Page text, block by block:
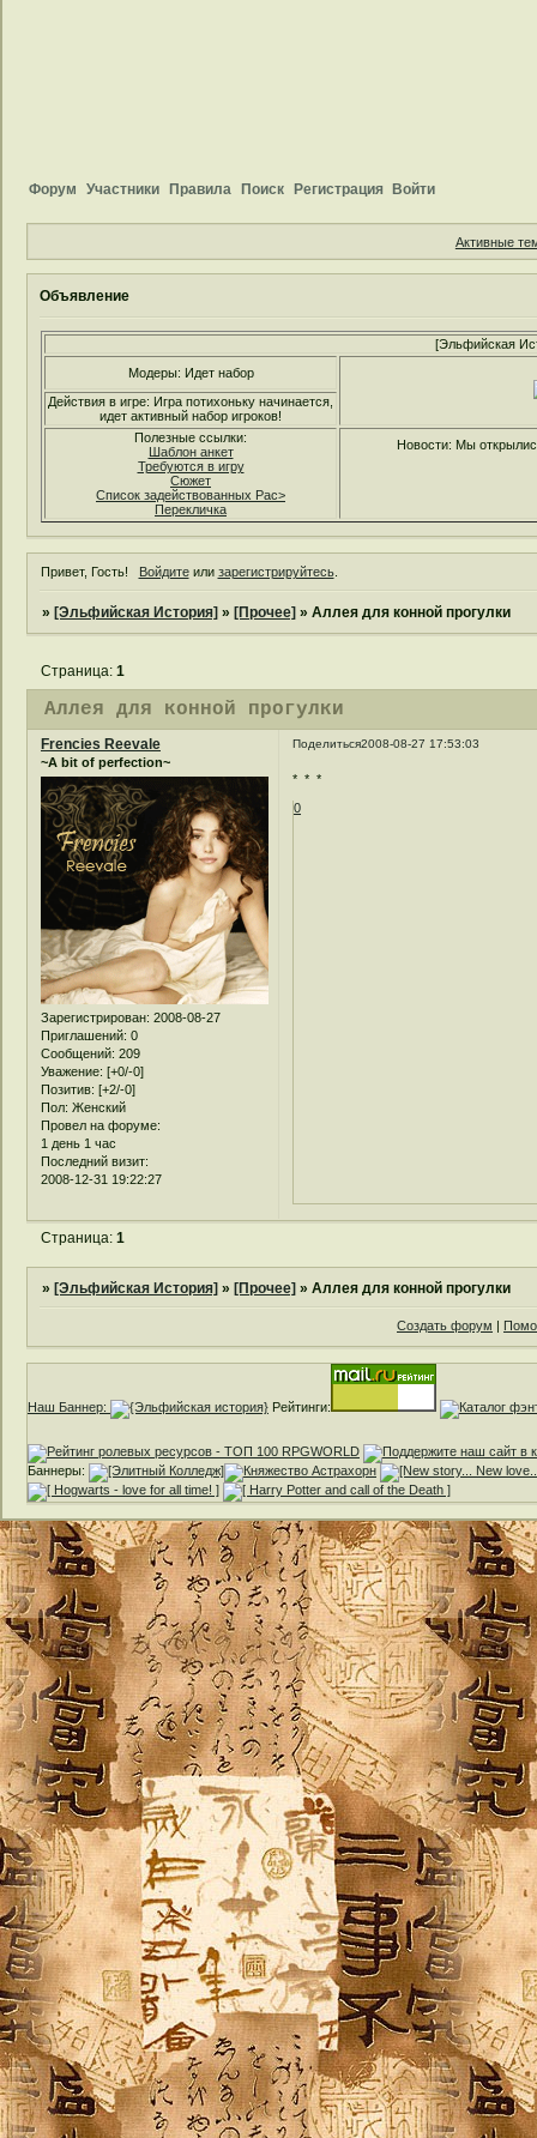
Форум Участники Правила Поиск Регистрация Войти
Активные
Объявление
[Эльфийская
Модеры: Идет набор
Действия в игре: Игра потихоньку начинается,
идет активный набор игроков!
Полезные ссылки:
Шаблон анкет
Требуются в игру
Сюжет
Список задействованных Рас>
Перекличка
Новости: Мы
Привет, Гость! Войдитеили зарегистрируйтесь.
»[Эльфийская История] »[Прочее] »Аллея для конной прогулки
Аллея для конной прогулки
Страница:1
Поделиться2008-08-27 17:53:03
Frencies Reevale
~A bit of perfection~
Зарегистрирован: 2008-08-27
Приглашений: 0
Сообщений: 209
Уважение: [+0/-0]
Позитив: [+2/-0]
Пол: Женский
Провел на форуме:
1 день 1 час
Последний визит:
2008-12-31 19:22:27
* * *
0
Страница:1
» [Эльфийская История] » [Прочее] »Аллея для конной прогулки
Создать форум
Наш Баннер: Рейтинги:
Баннеры: